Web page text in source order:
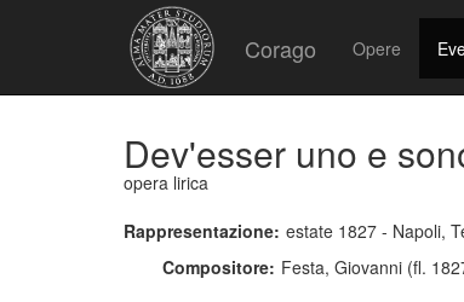
Corago Opere
Dev'esser uno e
opera lirica
Rappresentazione: estate 1827 - Napoli,
Compositore: Festa, Giovanni (fl.